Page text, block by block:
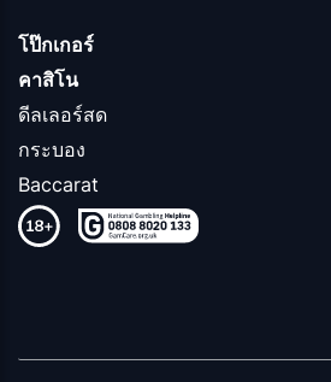
โป๊กเกอร์
คาสิโน
ดีลเลอร์สด
กระบอง
Baccarat